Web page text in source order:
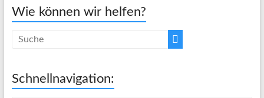
Wie können wir helfen?
Schnellnavigation: